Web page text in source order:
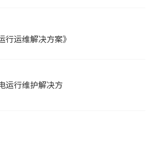
行运维解决方案》
运行维护解决方